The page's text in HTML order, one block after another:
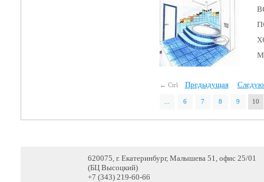
← Ctrl Предыдущая
6 7 8 9 10
620075, г. Екатеринбург, Малышева 51, офис 25/01
(БЦ Высоцкий)
+7 (343) 219-60-66